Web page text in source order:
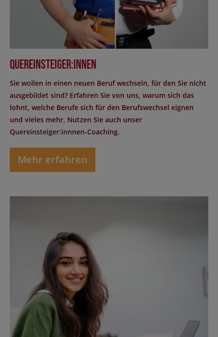
Quereinsteiger:innen
Sie wollen in einen neuen Beruf wechseln, für den Sie nicht
ausgebildet sind? Erfahren Sie von uns, warum sich das
lohnt, welche Berufe sich für den Berufswechsel eignen
und vieles mehr. Nutzen Sie auch unser
Quereinsteiger:innnen-Coaching.
Mehr erfahren